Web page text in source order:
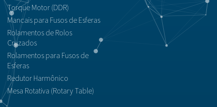
Torque Motor (DDR)
Mancais para Fusos de Esferas
Rolamentos de Rolos
Cruzados
Rolamentos para Fusos de
Esferas
Redutor Harmônico
Mesa Rotativa (Rotary Table)